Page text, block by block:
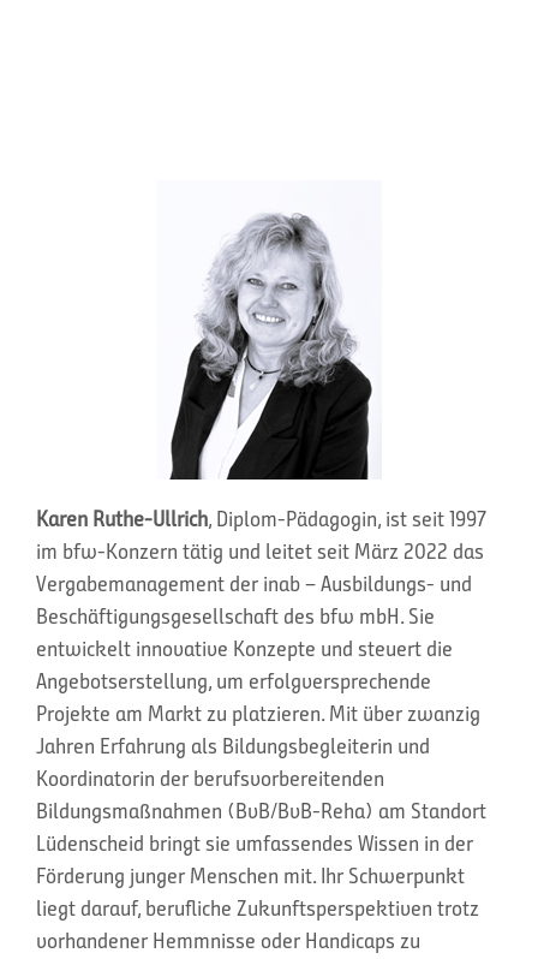
Karen Ruthe-Ullrich, Diplom-Pädagogin, ist seit 1997
im bfw-Konzern tätig und leitet seit März 2022 das
Vergabemanagement der inab – Ausbildungs- und
Beschäftigungsgesellschaft des bfw mbH. Sie
entwickelt innovative Konzepte und steuert die
Angebotserstellung, um erfolgversprechende
Projekte am Markt zu platzieren. Mit über zwanzig
Jahren Erfahrung als Bildungsbegleiterin und
Koordinatorin der berufsvorbereitenden
Bildungsmaßnahmen (BvB/BvB-Reha) am Standort
Lüdenscheid bringt sie umfassendes Wissen in der
Förderung junger Menschen mit. Ihr Schwerpunkt
liegt darauf, berufliche Zukunftsperspektiven trotz
vorhandener Hemmnisse oder Handicaps zu